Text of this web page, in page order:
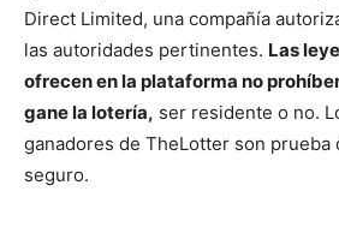
Direct Limited, una compañía
las autoridades pertinentes. Las
ofrecen en la plataforma no
gane la lotería, ser residente o no.
ganadores de TheLotter son prueba
seguro.